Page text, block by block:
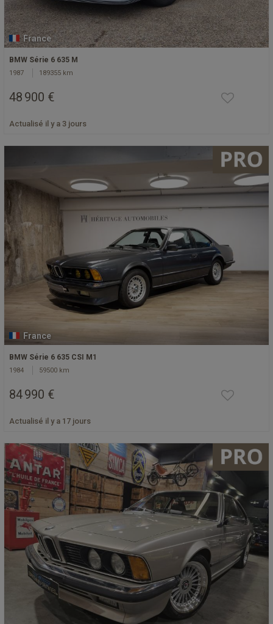
France
BMW Série 6 635 M
1987 189355 km
48 900 €
Actualisé il y a 3 jours
France
BMW Série 6 635 CSI M1
1984 59500 km
84 990 €
Actualisé il y a 17 jours